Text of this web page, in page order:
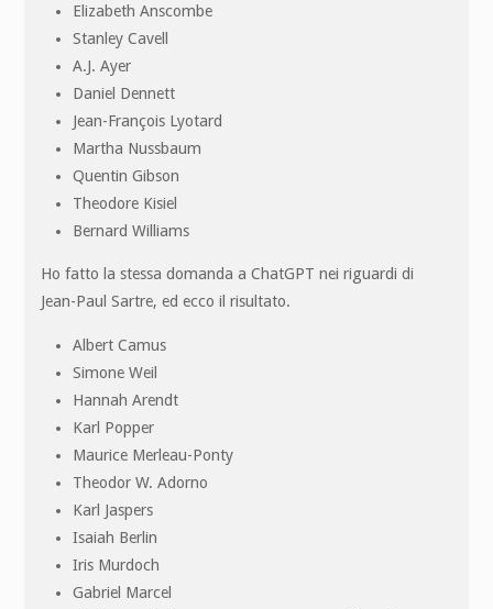
Elizabeth Anscombe
Stanley Cavell
A.J. Ayer
Daniel Dennett
Jean-François Lyotard
Martha Nussbaum
Quentin Gibson
Theodore Kisiel
Bernard Williams
Ho fatto la stessa domanda a ChatGPT nei riguardi di
Jean-Paul Sartre, ed ecco il risultato.
Albert Camus
Simone Weil
Hannah Arendt
Karl Popper
Maurice Merleau-Ponty
Theodor W. Adorno
Karl Jaspers
Isaiah Berlin
Iris Murdoch
Gabriel Marcel